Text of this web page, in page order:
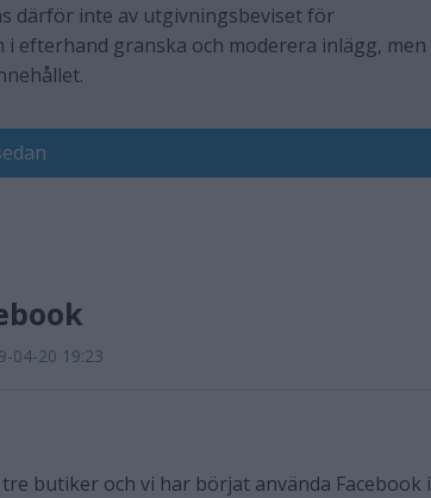
därför inte av utgivningsbeviset för
i efterhand granska och moderera inlägg, men
04-20 19:23
butiker och vi har börjat använda Facebook